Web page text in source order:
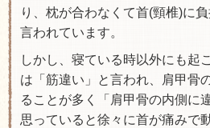
り、枕が合わなくて首(頸椎)に
言われています。
しかし、寝ている時以外にも起
は「筋違い」と言われ、肩甲骨
ることが多く「肩甲骨の内側に
思っていると徐々に首が痛みで